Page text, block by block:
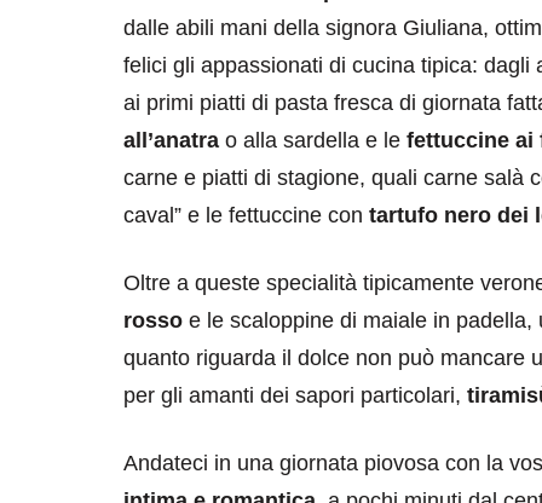
dalle abili mani della signora Giuliana,
felici gli appassionati di cucina tipica: dagli
ai primi piatti di pasta fresca di giornata
all’anatra o alla sardella e le fettuccine ai
carne e piatti di stagione, quali carne salà
caval” e le fettuccine con tartufo nero dei
Oltre a queste specialità tipicamente
rosso e le scaloppine di maiale in padella,
quanto riguarda il dolce non può mancare
per gli amanti dei sapori particolari,
Andateci in una giornata piovosa con la